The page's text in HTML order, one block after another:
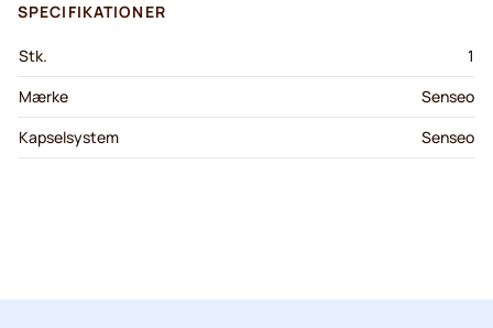
SPECIFIKATIONER
Stk.
1
Mærke
Senseo
Kapselsystem
Senseo